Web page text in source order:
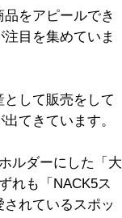
をアピールでき
目を集めていま
して販売をして
てきています。
ルダーにした「大
れも「NACK5ス
れているスポッ